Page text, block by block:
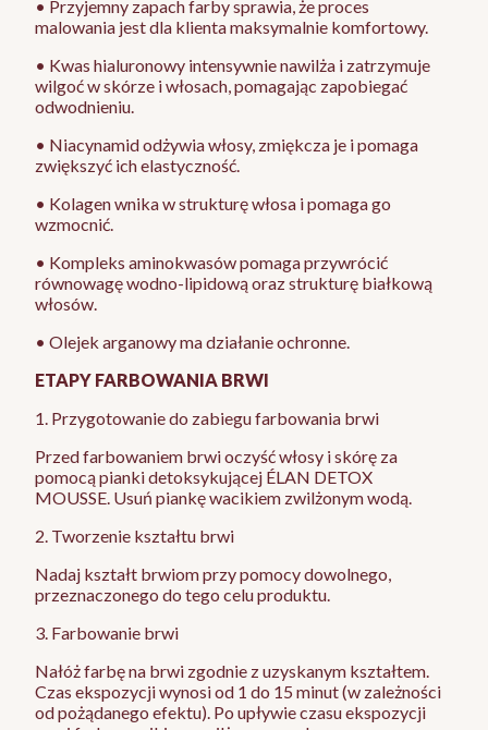
• Przyjemny zapach farby sprawia, że proces
malowania jest dla klienta maksymalnie komfortowy.
• Kwas hialuronowy intensywnie nawilża i zatrzymuje
wilgoć w skórze i włosach, pomagając zapobiegać
odwodnieniu.
• Niacynamid odżywia włosy, zmiękcza je i pomaga
zwiększyć ich elastyczność.
• Kolagen wnika w strukturę włosa i pomaga go
wzmocnić.
• Kompleks aminokwasów pomaga przywrócić
równowagę wodno-lipidową oraz strukturę białkową
włosów.
• Olejek arganowy ma działanie ochronne.
ETAPY FARBOWANIA BRWI
1. Przygotowanie do zabiegu farbowania brwi
Przed farbowaniem brwi oczyść włosy i skórę za
pomocą pianki detoksykującej ÉLAN DETOX
MOUSSE. Usuń piankę wacikiem zwilżonym wodą.
2. Tworzenie kształtu brwi
Nadaj kształt brwiom przy pomocy dowolnego,
przeznaczonego do tego celu produktu.
3. Farbowanie brwi
Nałóż farbę na brwi zgodnie z uzyskanym kształtem.
Czas ekspozycji wynosi od 1 do 15 minut (w zależności
od pożądanego efektu). Po upływie czasu ekspozycji